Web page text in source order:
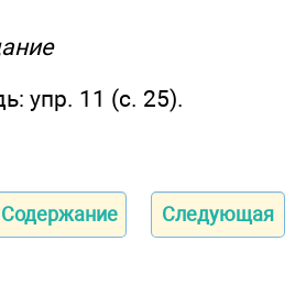
упр. 11 (с. 25).
Содержание Следующая